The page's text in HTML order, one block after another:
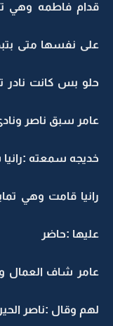
قدام فاطمه وهي
على نفسها متى
عامر سبق ناصر
خديجه سمعته
رانيا قامت وهي
عليها :حاضر
عامر شاف العمال
لهم وقال :ناصر